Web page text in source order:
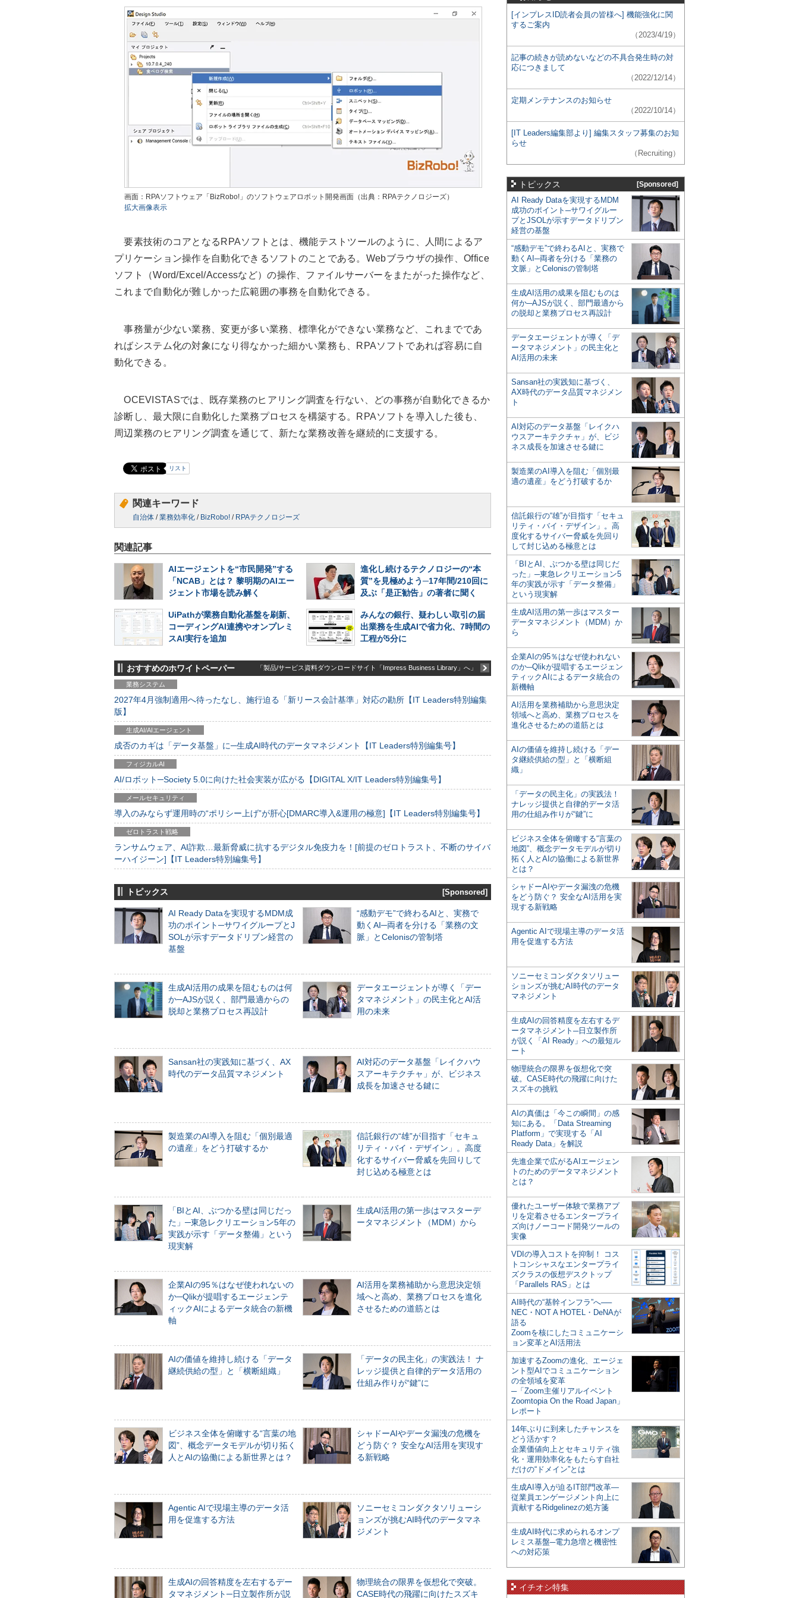
画面：RPAソフトウェア「BizRobo!」のソフトウェアロボット開発画面（出典：RPAテクノロジーズ）
拡大画像表示
要素技術のコアとなるRPAソフトとは、機能テストツールのように、人間によるア
プリケーション操作を自動化できるソフトのことである。Webブラウザの操作、Office
ソフト（Word/Excel/Accessなど）の操作、ファイルサーバーをまたがった操作など、
これまで自動化が難しかった広範囲の事務を自動化できる。
事務量が少ない業務、変更が多い業務、標準化ができない業務など、これまでであ
ればシステム化の対象になり得なかった細かい業務も、RPAソフトであれば容易に自
動化できる。
OCEVISTASでは、既存業務のヒアリング調査を行ない、どの事務が自動化できるか
診断し、最大限に自動化した業務プロセスを構築する。RPAソフトを導入した後も、
周辺業務のヒアリング調査を通じて、新たな業務改善を継続的に支援する。
リスト
関連キーワード
自治体 /業務効率化 / BizRobo! / RPAテクノロジーズ
関連記事
AIエージェントを“市民開発”する
「NCAB」とは？ 黎明期のAIエー
ジェント市場を読み解く
進化し続けるテクノロジーの“本
質”を見極めよう─17年間/210回に
及ぶ「是正勧告」の著者に聞く
UiPathが業務自動化基盤を刷新、
コーディングAI連携やオンプレミ
スAI実行を追加
みんなの銀行、疑わしい取引の届
出業務を生成AIで省力化、7時間の
工程が5分に
おすすめのホワイトペーパー 「製品/サービス資料ダウンロードサイト「Impress Business Library」へ」
業務システム
2027年4月強制適用へ待ったなし、施行迫る「新リース会計基準」対応の勘所【IT Leaders特別編集
版】
生成AI/AIエージェント
成否のカギは「データ基盤」に─生成AI時代のデータマネジメント【IT Leaders特別編集号】
フィジカルAI
AI/ロボット─Society 5.0に向けた社会実装が広がる【DIGITAL X/IT Leaders特別編集号】
メールセキュリティ
導入のみならず運用時の“ポリシー上げ”が肝心[DMARC導入&運用の極意]【IT Leaders特別編集号】
ゼロトラスト戦略
ランサムウェア、AI詐欺…最新脅威に抗するデジタル免疫力を！[前提のゼロトラスト、不断のサイバ
ーハイジーン]【IT Leaders特別編集号】
トピックス [Sponsored]
AI Ready Dataを実現するMDM成
功のポイント─サワイグループとJ
SOLが示すデータドリブン経営の
基盤
“感動デモ”で終わるAIと、実務で
動くAI─両者を分ける「業務の文
脈」とCelonisの管制塔
生成AI活用の成果を阻むものは何
か─AJSが説く、部門最適からの
脱却と業務プロセス再設計
データエージェントが導く「デー
タマネジメント」の民主化とAI活
用の未来
Sansan社の実践知に基づく、AX
時代のデータ品質マネジメント
AI対応のデータ基盤「レイクハウ
スアーキテクチャ」が、ビジネス
成長を加速させる鍵に
製造業のAI導入を阻む「個別最適
の遺産」をどう打破するか
信託銀行の“雄”が目指す「セキュ
リティ・バイ・デザイン」。高度
化するサイバー脅威を先回りして
封じ込める極意とは
「BIとAI、ぶつかる壁は同じだっ
た」─東急レクリエーション5年の
実践が示す「データ整備」という
現実解
生成AI活用の第一歩はマスターデ
ータマネジメント（MDM）から
企業AIの95％はなぜ使われないの
か─Qlikが提唱するエージェンテ
ィックAIによるデータ統合の新機
軸
AI活用を業務補助から意思決定領
域へと高め、業務プロセスを進化
させるための道筋とは
AIの価値を維持し続ける「データ
継続供給の型」と「横断組織」
「データの民主化」の実践法！ ナ
レッジ提供と自律的データ活用の
仕組み作りが“鍵”に
ビジネス全体を俯瞰する“言葉の地
図”、概念データモデルが切り拓く
人とAIの協働による新世界とは？
シャドーAIやデータ漏洩の危機を
どう防ぐ？ 安全なAI活用を実現す
る新戦略
Agentic AIで現場主導のデータ活
用を促進する方法
ソニーセミコンダクタソリューシ
ョンズが挑むAI時代のデータマネ
ジメント
生成AIの回答精度を左右するデー
タマネジメント─日立製作所が説
物理統合の限界を仮想化で突破。
CASE時代の飛躍に向けたスズキ
[インプレスID読者会員の皆様へ] 機能強化に関
するご案内
（2023/4/19）
記事の続きが読めないなどの不具合発生時の対
応につきまして
（2022/12/14）
定期メンテナンスのお知らせ
（2022/10/14）
[IT Leaders編集部より] 編集スタッフ募集のお知
らせ
（Recruiting）
トピックス [Sponsored]
AI Ready Dataを実現するMDM
成功のポイント─サワイグルー
プとJSOLが示すデータドリブン
経営の基盤
“感動デモ”で終わるAIと、実務で
動くAI─両者を分ける「業務の
文脈」とCelonisの管制塔
生成AI活用の成果を阻むものは
何か─AJSが説く、部門最適から
の脱却と業務プロセス再設計
データエージェントが導く「デ
ータマネジメント」の民主化と
AI活用の未来
Sansan社の実践知に基づく、
AX時代のデータ品質マネジメン
ト
AI対応のデータ基盤「レイクハ
ウスアーキテクチャ」が、ビジ
ネス成長を加速させる鍵に
製造業のAI導入を阻む「個別最
適の遺産」をどう打破するか
信託銀行の“雄”が目指す「セキュ
リティ・バイ・デザイン」。高
度化するサイバー脅威を先回り
して封じ込める極意とは
「BIとAI、ぶつかる壁は同じだ
った」─東急レクリエーション5
年の実践が示す「データ整備」
という現実解
生成AI活用の第一歩はマスター
データマネジメント（MDM）か
ら
企業AIの95％はなぜ使われない
のか─Qlikが提唱するエージェン
ティックAIによるデータ統合の
新機軸
AI活用を業務補助から意思決定
領域へと高め、業務プロセスを
進化させるための道筋とは
AIの価値を維持し続ける「デー
タ継続供給の型」と「横断組
織」
「データの民主化」の実践法！
ナレッジ提供と自律的データ活
用の仕組み作りが“鍵”に
ビジネス全体を俯瞰する“言葉の
地図”、概念データモデルが切り
拓く人とAIの協働による新世界
とは？
シャドーAIやデータ漏洩の危機
をどう防ぐ？ 安全なAI活用を実
現する新戦略
Agentic AIで現場主導のデータ活
用を促進する方法
ソニーセミコンダクタソリュー
ションズが挑むAI時代のデータ
マネジメント
生成AIの回答精度を左右するデ
ータマネジメント─日立製作所
が説く「AI Ready」への最短ル
ート
物理統合の限界を仮想化で突
破。CASE時代の飛躍に向けた
スズキの挑戦
AIの真価は「今この瞬間」の感
知にある。「Data Streaming
Platform」で実現する「AI
Ready Data」を解説
先進企業で広がるAIエージェン
トのためのデータマネジメント
とは？
優れたユーザー体験で業務アプ
リを定着させるエンタープライ
ズ向けノーコード開発ツールの
実像
VDIの導入コストを抑制！ コス
トコンシャスなエンタープライ
ズクラスの仮想デスクトップ
「Parallels RAS」とは
AI時代の“基幹インフラ”へ──
NEC・NOT A HOTEL・DeNAが
語る
Zoomを核にしたコミュニケーシ
ョン変革とAI活用法
加速するZoomの進化、エージェ
ント型AIでコミュニケーション
の全領域を変革
─「Zoom主催リアルイベント
Zoomtopia On the Road Japan」
レポート
14年ぶりに到来したチャンスを
どう活かす？
企業価値向上とセキュリティ強
化・運用効率化をもたらす自社
だけの“ドメイン”とは
生成AI導入が迫るIT部門改革―
従業員エンゲージメント向上に
貢献するRidgelinezの処方箋
生成AI時代に求められるオンプ
レミス基盤─電力急増と機密性
への対応策
イチオシ特集